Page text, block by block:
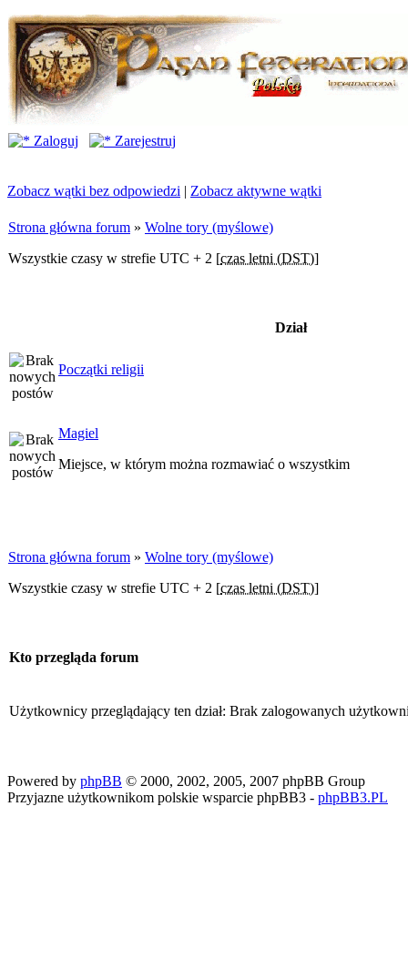
Zaloguj Zarejestruj
Zobacz wątki bez odpowiedzi | Zobacz aktywne wątki
Strona główna forum » Wolne tory (myślowe)
Wszystkie czasy w strefie UTC + 2 [czas letni (DST)]
Dział
Początki religii
Magiel
Miejsce, w którym można rozmawiać o wszystkim
Strona główna forum » Wolne tory (myślowe)
Wszystkie czasy w strefie UTC + 2 [czas letni (DST)]
Kto przegląda forum
Użytkownicy przeglądający ten dział: Brak zalogowanych
Powered by phpBB © 2000, 2002, 2005, 2007 phpBB Group
Przyjazne użytkownikom polskie wsparcie phpBB3 - phpBB3.PL